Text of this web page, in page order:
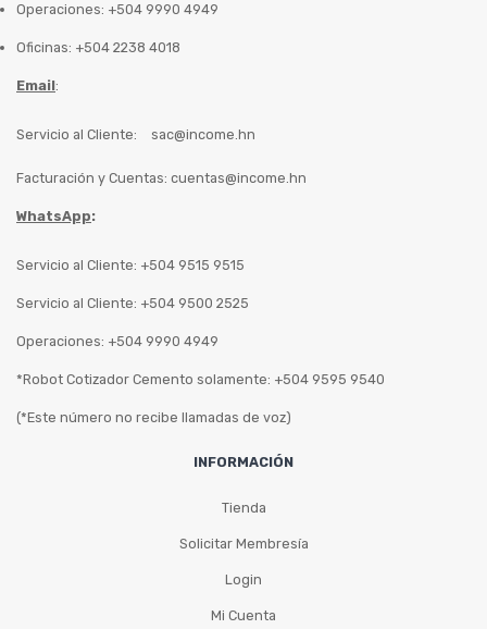
Operaciones: +504 9990 4949
Oficinas: +504 2238 4018
Email:
Servicio al Cliente: sac@income.hn
Facturación y Cuentas: cuentas@income.hn
WhatsApp:
Servicio al Cliente: +504 9515 9515
Servicio al Cliente: +504 9500 2525
Operaciones: +504 9990 4949
*Robot Cotizador Cemento solamente: +504 9595 9540
(*Este número no recibe llamadas de voz)
INFORMACIÓN
Tienda
Solicitar Membresía
Login
Mi Cuenta